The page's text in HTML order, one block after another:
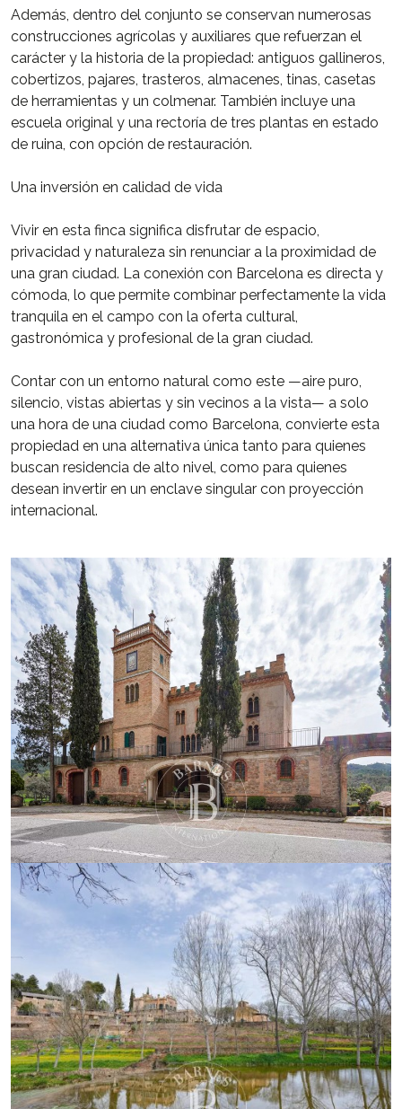
Además, dentro del conjunto se conservan numerosas
construcciones agrícolas y auxiliares que refuerzan el
carácter y la historia de la propiedad: antiguos gallineros,
cobertizos, pajares, trasteros, almacenes, tinas, casetas
de herramientas y un colmenar. También incluye una
escuela original y una rectoría de tres plantas en estado
de ruina, con opción de restauración.
Una inversión en calidad de vida
Vivir en esta finca significa disfrutar de espacio,
privacidad y naturaleza sin renunciar a la proximidad de
una gran ciudad. La conexión con Barcelona es directa y
cómoda, lo que permite combinar perfectamente la vida
tranquila en el campo con la oferta cultural,
gastronómica y profesional de la gran ciudad.
Contar con un entorno natural como este —aire puro,
silencio, vistas abiertas y sin vecinos a la vista— a solo
una hora de una ciudad como Barcelona, convierte esta
propiedad en una alternativa única tanto para quienes
buscan residencia de alto nivel, como para quienes
desean invertir en un enclave singular con proyección
internacional.